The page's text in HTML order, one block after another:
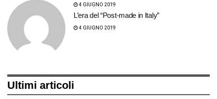
4 GIUGNO 2019
L’era del “Post-made in Italy”
4 GIUGNO 2019
Ultimi articoli